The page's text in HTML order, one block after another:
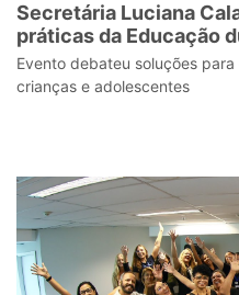
Secretária Luciana
práticas da Educação
Nacional dos
Juventude
Evento debateu soluções
crianças e adolescentes